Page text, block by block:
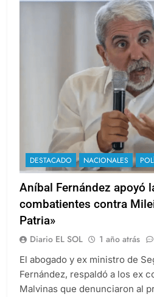
DESTACADO NACIONALES
Aníbal Fernández apoyó
combatientes contra
Patria»
Diario EL SOL 1 año atrás
El abogado y ex ministro de
Fernández, respaldó a los ex
Malvinas que denunciaron al